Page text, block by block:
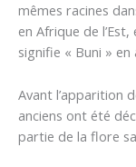
mêmes racines
en Afrique de
signifie « Buni » en
Avant l’apparition
anciens ont été
partie de la flore